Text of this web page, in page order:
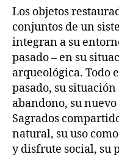
Los objetos
conjuntos de un
integran a su
pasado – en su
arqueológica. Todo
pasado, su
abandono, su
Sagrados
natural, su uso
y disfrute social, su